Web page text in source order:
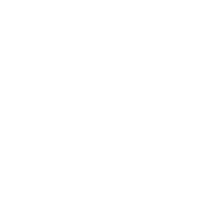
ihnen passt: Mal